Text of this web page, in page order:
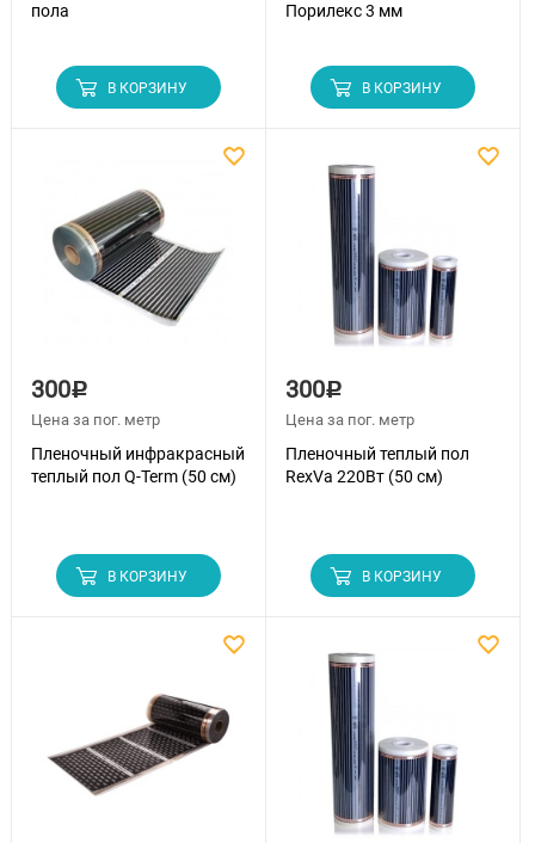
пола
В КОРЗИНУ
Порилекс 3 мм
В КОРЗИНУ
300Р
Цена за пог. метр
Пленочный инфракрасный
теплый пол Q-Term (50 см)
В КОРЗИНУ
300Р
Цена за пог. метр
Пленочный теплый пол
RexVa 220Вт (50 см)
В КОРЗИНУ